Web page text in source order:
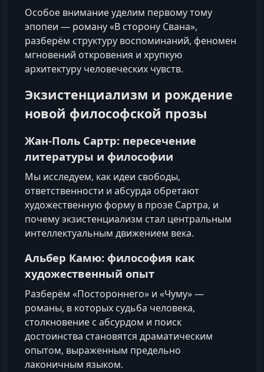
Особое внимание уделим первому тому
эпопеи — роману «В сторону Свана»,
разберём структуру воспоминаний, феномен
мгновений откровения и хрупкую
архитектуру человеческих чувств.
Экзистенциализм и рождение
новой философской прозы
Жан-Поль Сартр: пересечение
литературы и философии
Мы исследуем, как идеи свободы,
ответственности и абсурда обретают
художественную форму в прозе Сартра, и
почему экзистенциализм стал центральным
интеллектуальным движением века.
Альбер Камю: философия как
художественный опыт
Разберём «Постороннего» и «Чуму» —
романы, в которых судьба человека,
столкновение с абсурдом и поиск
достоинства становятся драматическим
опытом, выраженным предельно
лаконичным языком.